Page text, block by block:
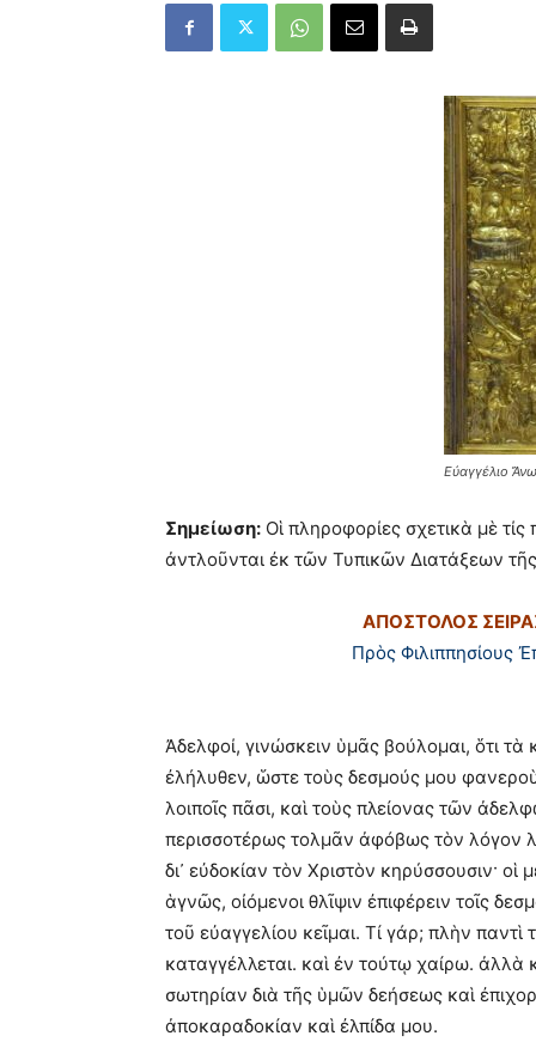
Εὐαγγέλιο
Σημείωση: Οἱ πληροφορίες σχετικὰ μὲ
ἀντλοῦνται ἐκ τῶν Τυπικῶν Διατάξεων
ΑΠΟΣΤΟΛΟΣ
Πρὸς Φιλιππησίους
Ἀδελφοί, γινώσκειν ὑμᾶς βούλομαι, ὅτι
ἐλήλυθεν, ὥστε τοὺς δεσμούς μου
λοιποῖς πᾶσι, καὶ τοὺς πλείονας τῶν
περισσοτέρως τολμᾶν ἀφόβως τὸν λόγον
δι᾿ εὐδοκίαν τὸν Χριστὸν κηρύσσουσιν·
ἁγνῶς, οἰόμενοι θλῖψιν ἐπιφέρειν τοῖς
τοῦ εὐαγγελίου κεῖμαι. Τί γάρ; πλὴν παντὶ
καταγγέλλεται. καὶ ἐν τούτῳ χαίρω. ἀλλὰ
σωτηρίαν διὰ τῆς ὑμῶν δεήσεως καὶ
ἀποκαραδοκίαν καὶ ἐλπίδα μου.